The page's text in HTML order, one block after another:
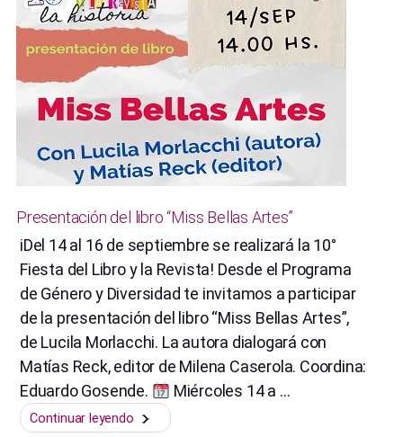
de
comunicación
en
Argentina””
Presentación del libro “Miss Bellas Artes”
iDel 14 al 16 de septiembre se realizará la 10°
Fiesta del Libro y la Revista! Desde el Programa
de Género y Diversidad te invitamos a participar
de la presentación del libro “Miss Bellas Artes”,
de Lucila Morlacchi. La autora dialogará con
Matías Reck, editor de Milena Caserola. Coordina:
Eduardo Gosende.
Miércoles 14 a …
Continuar leyendo
“Presentación